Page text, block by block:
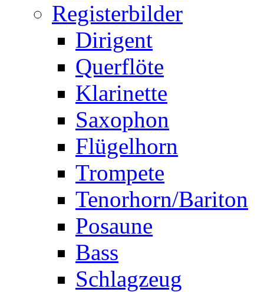
Registerbilder
Dirigent
Querflöte
Klarinette
Saxophon
Flügelhorn
Trompete
Tenorhorn/Bariton
Posaune
Bass
Schlagzeug